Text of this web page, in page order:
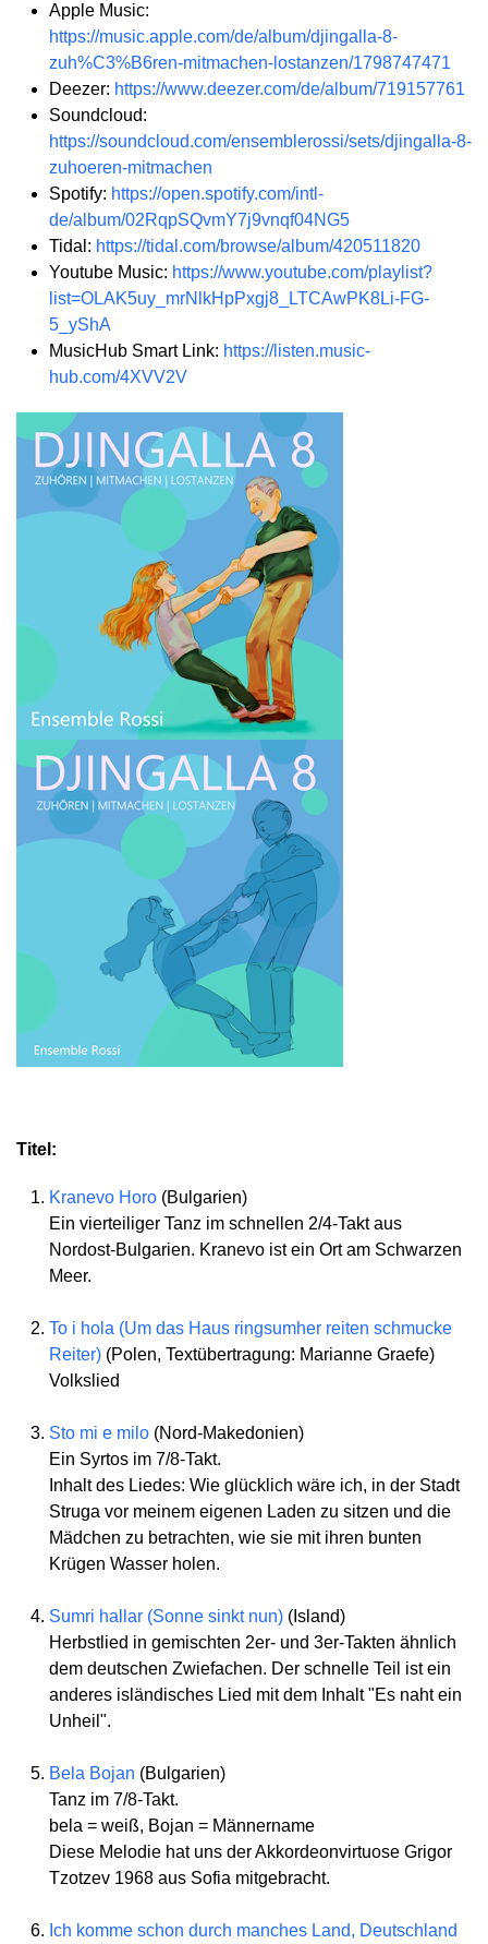
Apple Music:
https://music.apple.com/de/album/djingalla-8-
zuh%C3%B6ren-mitmachen-lostanzen/1798747471
Deezer: https://www.deezer.com/de/album/719157761
Soundcloud:
https://soundcloud.com/ensemblerossi/sets/djingalla-8-
zuhoeren-mitmachen
Spotify: https://open.spotify.com/intl-
de/album/02RqpSQvmY7j9vnqf04NG5
Tidal: https://tidal.com/browse/album/420511820
Youtube Music: https://www.youtube.com/playlist?
list=OLAK5uy_mrNlkHpPxgj8_LTCAwPK8Li-FG-
5_yShA
MusicHub Smart Link: https://listen.music-
hub.com/4XVV2V
Titel:
Kranevo Horo (Bulgarien)
Ein vierteiliger Tanz im schnellen 2/4-Takt aus
Nordost-Bulgarien. Kranevo ist ein Ort am Schwarzen
Meer.
To i hola (Um das Haus ringsumher reiten schmucke
Reiter) (Polen, Textübertragung: Marianne Graefe)
Volkslied
Sto mi e milo (Nord-Makedonien)
Ein Syrtos im 7/8-Takt.
Inhalt des Liedes: Wie glücklich wäre ich, in der Stadt
Struga vor meinem eigenen Laden zu sitzen und die
Mädchen zu betrachten, wie sie mit ihren bunten
Krügen Wasser holen.
Sumri hallar (Sonne sinkt nun) (Island)
Herbstlied in gemischten 2er- und 3er-Takten ähnlich
dem deutschen Zwiefachen. Der schnelle Teil ist ein
anderes isländisches Lied mit dem Inhalt "Es naht ein
Unheil".
Bela Bojan (Bulgarien)
Tanz im 7/8-Takt.
bela = weiß, Bojan = Männername
Diese Melodie hat uns der Akkordeonvirtuose Grigor
Tzotzev 1968 aus Sofia mitgebracht.
Ich komme schon durch manches Land, Deutschland